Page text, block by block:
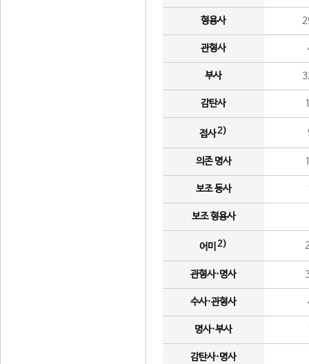
형용사
관형사
부사
감탄사
접사2)
의존 명사
보조 동사
보조 형용사
어미 2)
관형사·명사
수사·관형사
명사·부사
감탄사·명사